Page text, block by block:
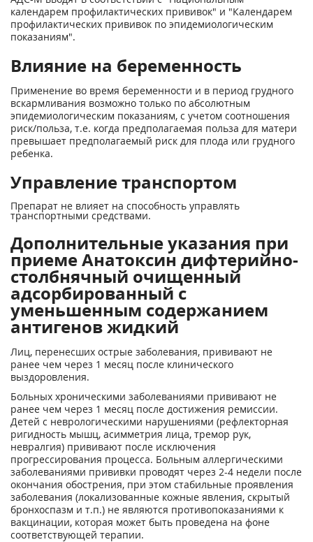
календарем профилактических прививок" и "Календарем
профилактических прививок по эпидемиологическим
показаниям".
Влияние на беременность
Применение во время беременности и в период грудного
вскармливания возможно только по абсолютным
эпидемиологическим показаниям, с учетом соотношения
риск/польза, т.е. когда предполагаемая польза для матери
превышает предполагаемый риск для плода или грудного
ребенка.
Управление транспортом
Препарат не влияет на способность управлять
транспортными средствами.
Дополнительные указания при
приеме Анатоксин дифтерийно-
столбнячный очищенный
адсорбированный c
уменьшенным содержанием
антигенов жидкий
Лиц, перенесших острые заболевания, прививают не
ранее чем через 1 месяц после клинического
выздоровления.
Больных хроническими заболеваниями прививают не
ранее чем через 1 месяц после достижения ремиссии.
Детей с неврологическими нарушениями (рефлекторная
ригидность мышц, асимметрия лица, тремор рук,
невралгия) прививают после исключения
прогрессирования процесса. Больным аллергическими
заболеваниями прививки проводят через 2-4 недели после
окончания обострения, при этом стабильные проявления
заболевания (локализованные кожные явления, скрытый
бронхоспазм и т.п.) не являются противопоказаниями к
вакцинации, которая может быть проведена на фоне
соответствующей терапии.